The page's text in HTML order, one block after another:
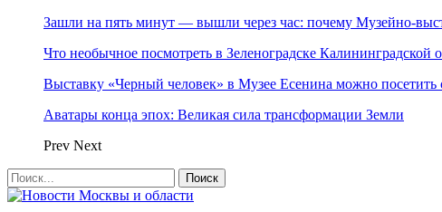
Зашли на пять минут — вышли через час: почему Музейно-
Что необычное посмотреть в Зеленоградске
Выставку «Черный человек» в Музее Есенина можно
Аватары конца эпох: Великая сила трансформации Земли
Prev Next